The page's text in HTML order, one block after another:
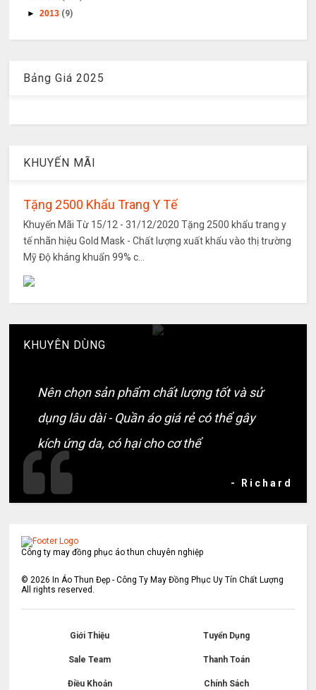
►2013 (9)
Bảng Giá 2025
KHUYẾN MÃI
Tặng 2500 Khẩu Trang Y Tế
Khuyến Mãi Từ 15/12 - 31/12/2020 Tặng 2500 khẩu trang y
tế nhãn hiệu Gold Mask - Chất lượng xuất khẩu vào thị trường
Mỹ Độ kháng khuẩn 99% c...
KHUYÊN DÙNG
Nên chọn sản phẩm chất lượng tốt và sử
dụng lâu dài - Quần áo giá rẻ có thể gây
kích ứng da, có hại cho cơ thể
- Richard
Công ty may đồng phục áo thun chuyên nghiệp
©2026 In Áo Thun Đẹp - Công Ty May Đồng Phục Uy Tín Chất Lượng
All rights reserved.
Giới Thiệu Tuyển Dụng
Sale Team Thanh Toán
Điều Khoản Chính Sách